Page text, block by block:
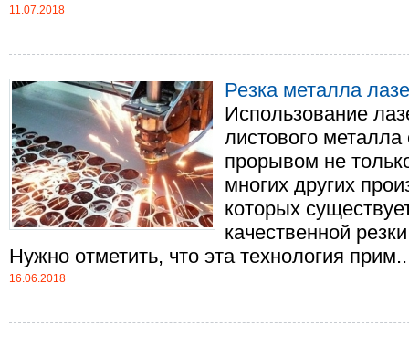
11.07.2018
Резка металла
Использование
листового
прорывом не
многих других
которых
качественной
Нужно отметить, что эта технология
16.06.2018